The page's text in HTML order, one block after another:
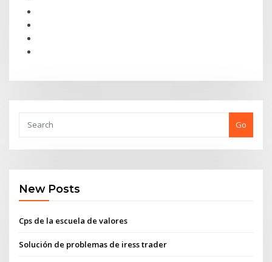
Go
New Posts
Cps de la escuela de valores
Solución de problemas de iress trader